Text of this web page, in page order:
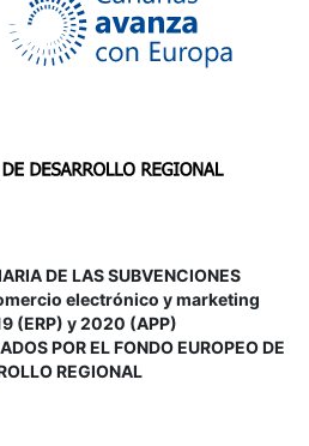
DE LAS SUBVENCIONES
electrónico y marketing
(ERP) y 2020 (APP)
POR EL FONDO EUROPEO DE
REGIONAL